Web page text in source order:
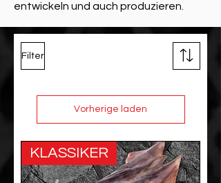
entwickeln und auch produzieren.
Filter
Vorherige laden
KLASSIKER